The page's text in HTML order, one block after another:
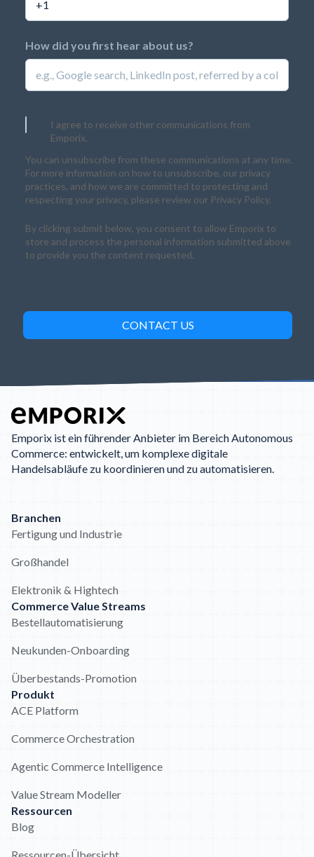
How did you first hear about us?
I agree to receive other communications from
Emporix.
You can unsubscribe from these communications at any time.
For more information on how to unsubscribe, our privacy
practices, and how we are committed to protecting and
respecting your privacy, please review our Privacy Policy.
By clicking submit below, you consent to allow Emporix to
store and process the personal information submitted above
to provide you the content requested.
Emporix ist ein führender Anbieter im Bereich Autonomous
Commerce: entwickelt, um komplexe digitale
Handelsabläufe zu koordinieren und zu automatisieren.
Branchen
Fertigung und Industrie
Großhandel
Elektronik & Hightech
Commerce Value Streams
Bestellautomatisierung
Neukunden-Onboarding
Überbestands-Promotion
Produkt
ACE Platform
Commerce Orchestration
Agentic Commerce Intelligence
Value Stream Modeller
Ressourcen
Blog